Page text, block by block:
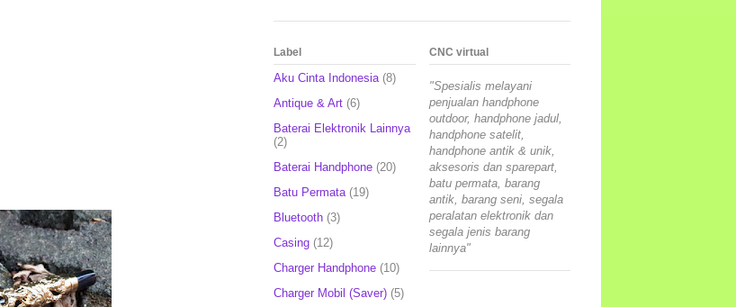
Label
Aku Cinta Indonesia (8)
Antique & Art (6)
Baterai Elektronik Lainnya
(2)
Baterai Handphone (20)
Batu Permata (19)
Bluetooth (3)
Casing (12)
Charger Handphone (10)
Charger Mobil (Saver) (5)
CNC virtual
"Spesialis melayani
penjualan handphone
outdoor, handphone jadul,
handphone satelit,
handphone antik & unik,
aksesoris dan sparepart,
batu permata, barang
antik, barang seni, segala
peralatan elektronik dan
segala jenis barang
lainnya"